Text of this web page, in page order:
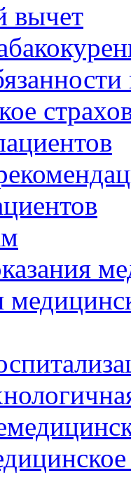
вычет